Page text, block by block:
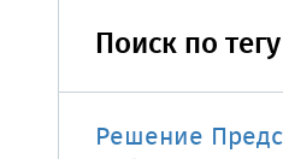
Поиск по
Решение